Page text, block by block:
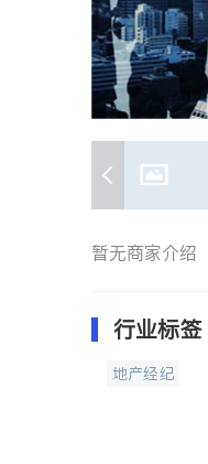
暂无商家介绍
行业标签
地产经纪